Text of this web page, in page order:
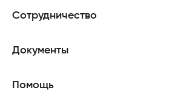
Сотрудничество
Документы
Помощь